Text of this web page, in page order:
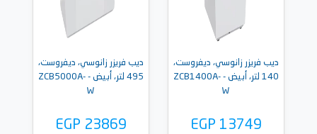
ديب فريزر زانوسي، ديفروست،
140 لتر، أبيض - ZCB1400A-
W
EGP 13749
ديب فريزر زانوسي، ديفروست،
495 لتر، أبيض - ZCB5000A-
W
EGP 23869